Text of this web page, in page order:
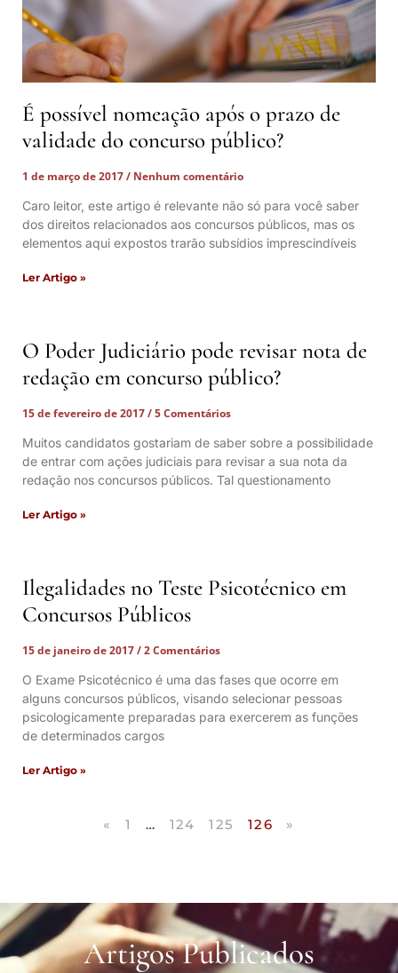
É possível nomeação após o prazo de
validade do concurso público?
1 de março de 2017
Nenhum comentário
Caro leitor, este artigo é relevante não só para você saber
dos direitos relacionados aos concursos públicos, mas os
elementos aqui expostos trarão subsídios imprescindíveis
Ler Artigo »
O Poder Judiciário pode revisar nota de
redação em concurso público?
15 de fevereiro de 2017
5 Comentários
Muitos candidatos gostariam de saber sobre a possibilidade
de entrar com ações judiciais para revisar a sua nota da
redação nos concursos públicos. Tal questionamento
Ler Artigo »
Ilegalidades no Teste Psicotécnico em
Concursos Públicos
15 de janeiro de 2017
2 Comentários
O Exame Psicotécnico é uma das fases que ocorre em
alguns concursos públicos, visando selecionar pessoas
psicologicamente preparadas para exercerem as funções
de determinados cargos
Ler Artigo »
« 1 … 124 125 126 »
Artigos Publicados